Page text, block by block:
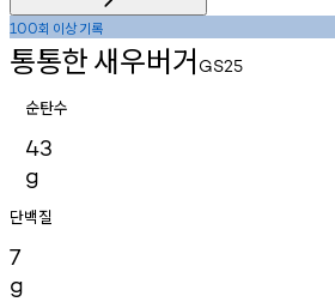
100회 이상기록
통통한새우버거 GS25
순탄수
43
g
단백질
7
g